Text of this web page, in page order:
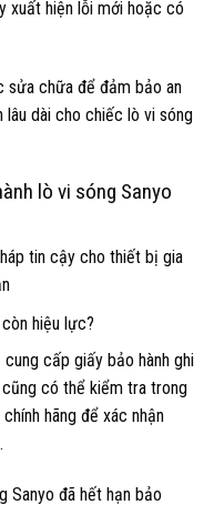
xuất hiện lỗi mới hoặc có
sửa chữa để đảm bảo an
dài cho chiếc lò vi sóng
lò vi sóng Sanyo
hiệu lực?
cấp giấy bảo hành ghi
cũng có thể kiểm tra trong
hãng để xác nhận
Sanyo đã hết hạn bảo